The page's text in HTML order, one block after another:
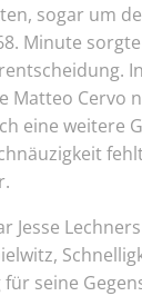
sogar um
Minute
Matteo Cervo
eine weitere
Jesse
für seine